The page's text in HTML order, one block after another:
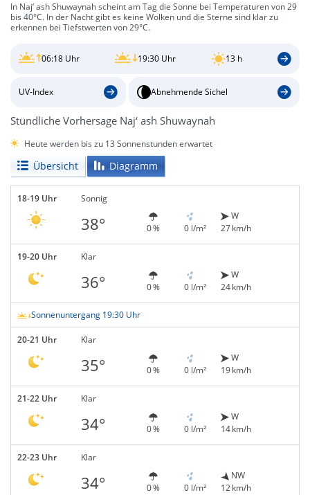
In Naj‘ ash Shuwaynah scheint am Tag die Sonne bei Temperaturen von 29
bis 40°C. In der Nacht gibt es keine Wolken und die Sterne sind klar zu
erkennen bei Tiefstwerten von 29°C.
06:18 Uhr 19:30 Uhr 13 h
UV-Index Abnehmende Sichel
Stündliche Vorhersage Naj‘ ash Shuwaynah
Heute werden bis zu 13 Sonnenstunden erwartet
Übersicht Diagramm
18-19 Uhr Sonnig
38° 0 % 0 l/m²
W
27 km/h
19-20 Uhr Klar
36° 0 % 0 l/m²
W
24 km/h
Sonnenuntergang 19:30 Uhr
20-21 Uhr Klar
35° 0 % 0 l/m²
W
19 km/h
21-22 Uhr Klar
34° 0 % 0 l/m²
W
14 km/h
22-23 Uhr Klar
34° 0 % 0 l/m²
NW
12 km/h